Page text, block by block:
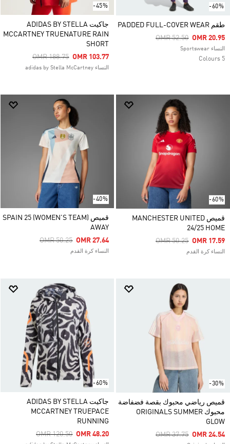
-60%
طقم PADDED FULL-COVER WEAR
Price Reduced From
OMR 52.50ToOMR 20.95
النساء Sportswear
5 Colours
-45%
جاكيت ADIDAS BY STELLA
MCCARTNEY TRUENATURE RAIN
SHORT
Price Reduced From
OMR 188.75ToOMR 103.77
النساء adidas by Stella McCartney
-60%
قميص MANCHESTER UNITED
24/25 HOME
Price Reduced From
OMR 50.25ToOMR 17.59
النساء كرة القدم
-40%
قميص SPAIN 25 (WOMEN'S TEAM)
AWAY
Price Reduced From
OMR 50.25ToOMR 27.64
النساء كرة القدم
-30%
قميص رياضي محبوك بقصة فضفاضة
محبوك ORIGINALS SUMMER
GLOW
Price Reduced From
OMR 37.75ToOMR 24.54
-60%
جاكيت ADIDAS BY STELLA
MCCARTNEY TRUEPACE
RUNNING
Price Reduced From
OMR 120.50ToOMR 48.20